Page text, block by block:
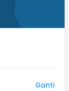
Ganti